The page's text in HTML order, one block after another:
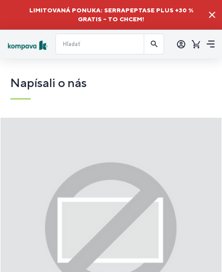
LIMITOVANÁ PONUKA: SERRAPEPTASE PLUS +30 %
GRATIS – TO CHCEM!
sa
Košík
Napísali o nás